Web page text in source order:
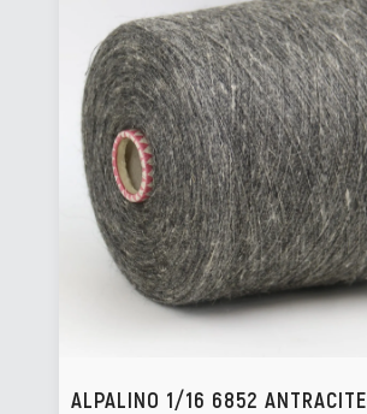
ALPALINO 1/16 6852 ANTRACITE